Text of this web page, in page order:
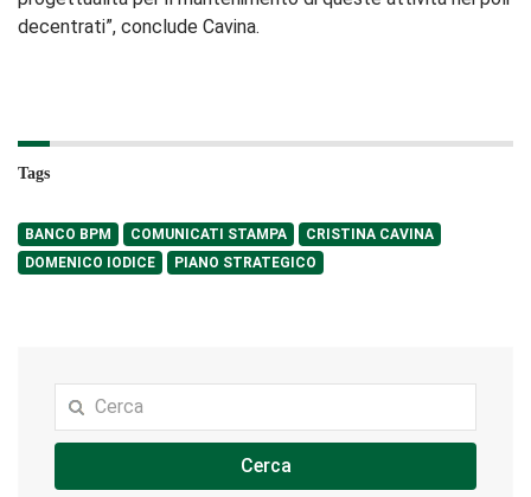
decentrati”, conclude Cavina.
Tags
BANCO BPM COMUNICATI STAMPA
CRISTINA CAVINA
DOMENICO IODICE
PIANO STRATEGICO
Cerca